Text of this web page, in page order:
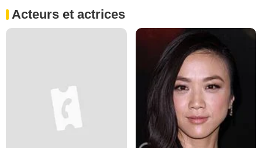
Acteurs et actrices